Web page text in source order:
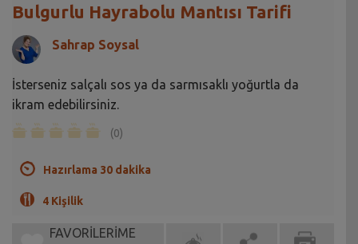
Bulgurlu Hayrabolu Mantısı Tarifi
Sahrap Soysal
İsterseniz salçalı sos ya da sarmısaklı yoğurtla da
ikram edebilirsiniz.
(0)
Hazırlama 30 dakika
4 Kişilik
FAVORİLERİME